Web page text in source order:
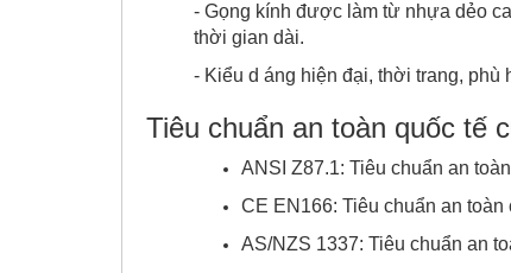
- Gọng kính được làm từ nhựa dẻo
thời gian dài.
- Kiểu d áng hiện đại, thời trang, phù
Tiêu chuẩn an toàn quốc tế
ANSI Z87.1: Tiêu chuẩn an
CE EN166: Tiêu chuẩn an
AS/NZS 1337: Tiêu chuẩn an